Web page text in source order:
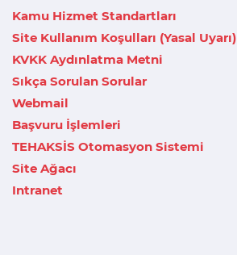
Kamu Hizmet Standartları
Site Kullanım Koşulları (Yasal Uyarı)
KVKK Aydınlatma Metni
Sıkça Sorulan Sorular
Webmail
Başvuru İşlemleri
TEHAKSİS Otomasyon Sistemi
Site Ağacı
Intranet